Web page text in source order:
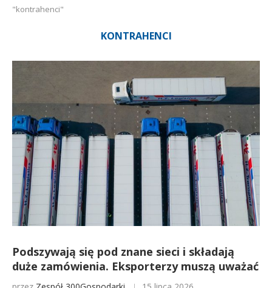
"kontrahenci"
KONTRAHENCI
Podszywają się pod znane sieci i składają
duże zamówienia. Eksporterzy muszą uważać